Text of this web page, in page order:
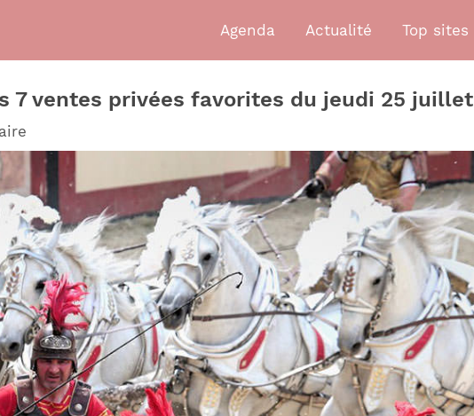
Agenda Actualité Top sites
7 ventes privées favorites du jeudi 25 juillet